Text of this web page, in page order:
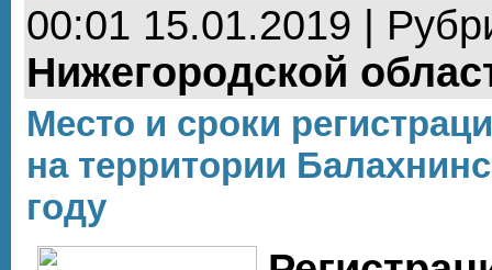
00:01 15.01.2019 |
Нижегородской
Место и сроки
на территории
году